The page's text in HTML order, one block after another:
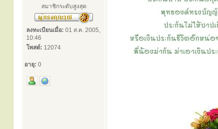
สมาชิกระดับสูงสุด
ลงทะเบียนเมื่อ: 01 ส.ค. 2005,
10:46
โพสต์: 12074
อายุ: 0